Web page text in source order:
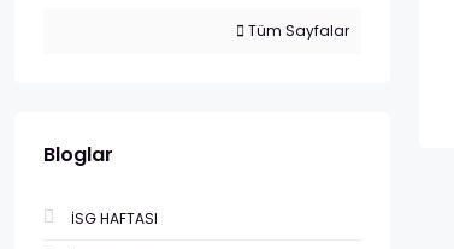
Tüm Sayfalar
Bloglar
İSG HAFTASI